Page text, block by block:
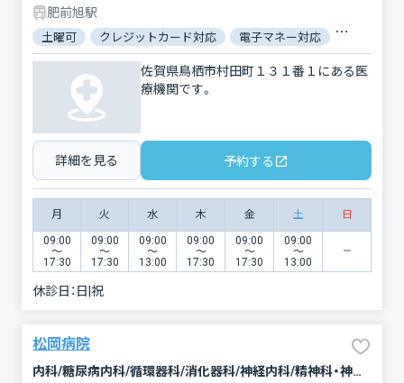
肥前旭駅
土曜可 クレジットカード対応 電子マネー対応 マイナ保
佐賀県鳥栖市村田町１３１番１にある医
療機関です。
詳細を見る 予約する
月 火 水 木 金 土 日
09:00
〜
17:30
09:00
〜
17:30
09:00
〜
13:00
09:00
〜
17:30
09:00
〜
17:30
09:00
〜
13:00
休診日： 日|祝
松岡病院
内科/糖尿病内科/循環器科/消化器科/神経内科/精神科・神経科/リウマチ科/リハビリテーション